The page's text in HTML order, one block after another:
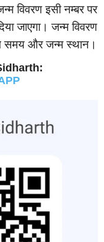
विवरण इसी नम्‍बर पर
जाएगा। जन्‍म विवरण
समय और जन्‍म स्‍थान।